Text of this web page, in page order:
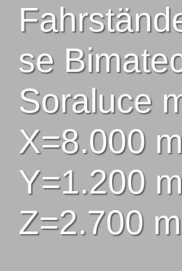
se
Soraluce
X=8.000
Y=1.200
Z=2.700